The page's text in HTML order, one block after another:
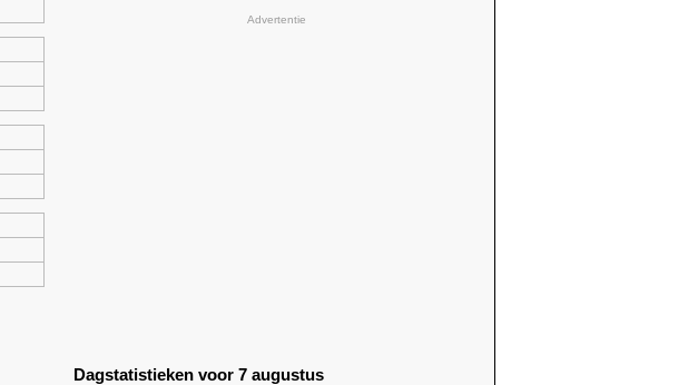
Advertentie
Dagstatistieken voor 7 augustus